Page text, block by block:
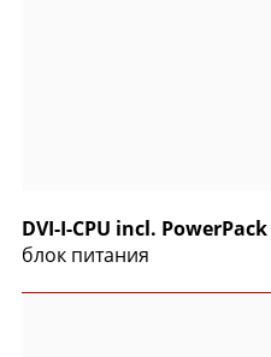
DVI-I-CPU incl. PowerPack
блок питания